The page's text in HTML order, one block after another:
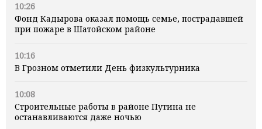
10:26
Фонд Кадырова оказал помощь семье, пострадавшей
при пожаре в Шатойском районе
10:16
В Грозном отметили День физкультурника
10:08
Строительные работы в районе Путина не
останавливаются даже ночью